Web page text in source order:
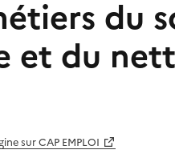
du
et du
sur CAP EMPLOI